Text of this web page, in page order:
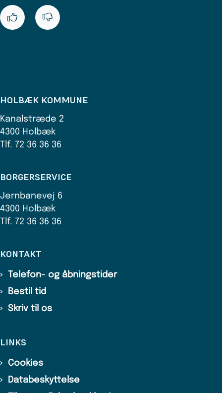
HOLBÆK KOMMUNE
Kanalstræde 2
4300 Holbæk
Tlf. 72 36 36 36
BORGERSERVICE
Jernbanevej 6
4300 Holbæk
Tlf. 72 36 36 36
KONTAKT
Telefon- og åbningstider
Bestil tid
Skriv til os
LINKS
Cookies
Databeskyttelse